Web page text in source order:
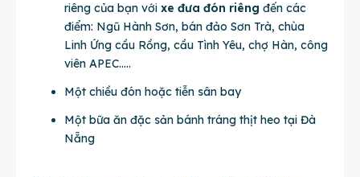
riêng của bạn với xe đưa đón riêng đến các
điểm: Ngũ Hành Sơn, bán đảo Sơn Trà, chùa
Linh Ứng cầu Rồng, cầu Tình Yêu, chợ Hàn, công
viên APEC…..
Một chiều đón hoặc tiễn sân bay
Một bữa ăn đặc sản bánh tráng thịt heo tại Đà
Nẵng